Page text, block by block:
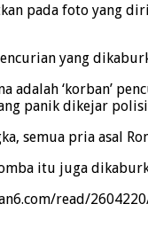
pada foto yang
yang
adalah ‘korban’
panik dikejar
semua pria asal
itu juga
read/